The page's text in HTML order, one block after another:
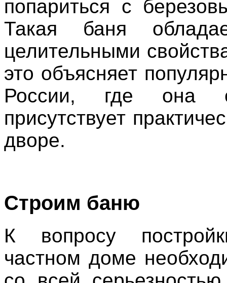
попариться с
Такая баня
целительными
это объясняет
России, где она
присутствует
дворе.
Строим баню
К вопросу
частном доме